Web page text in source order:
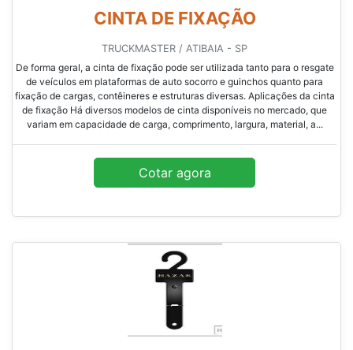
CINTA DE FIXAÇÃO
TRUCKMASTER / ATIBAIA - SP
De forma geral, a cinta de fixação pode ser utilizada tanto para o resgate
de veículos em plataformas de auto socorro e guinchos quanto para
fixação de cargas, contêineres e estruturas diversas. Aplicações da cinta
de fixação Há diversos modelos de cinta disponíveis no mercado, que
variam em capacidade de carga, comprimento, largura, material, a...
Cotar agora